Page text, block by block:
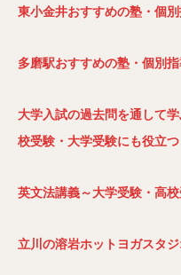
東小金井おすすめの塾・個
多磨駅おすすめの塾・個別
大学入試の過去問を通して
校受験・大学受験にも役立つ
英文法講義～大学受験・高校
立川の溶岩ホットヨガスタ